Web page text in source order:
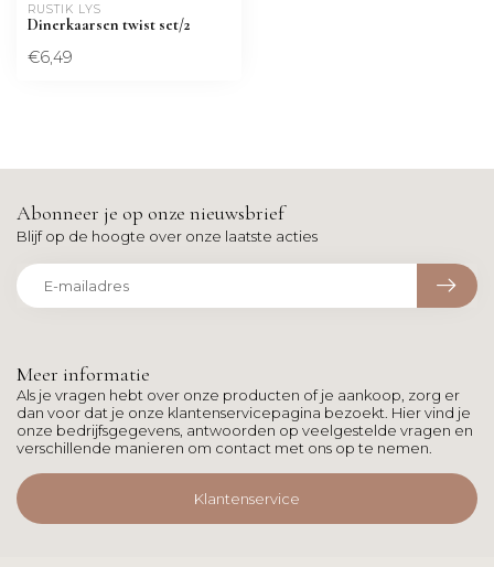
RUSTIK LYS
Dinerkaarsen twist set/2
€6,49
Meer informatie
Als je vragen hebt over onze producten of je aankoop, zorg er
dan voor dat je onze klantenservicepagina bezoekt. Hier vind je
onze bedrijfsgegevens, antwoorden op veelgestelde vragen en
verschillende manieren om contact met ons op te nemen.
Klantenservice
Abonneer je op onze nieuwsbrief
Blijf op de hoogte over onze laatste acties